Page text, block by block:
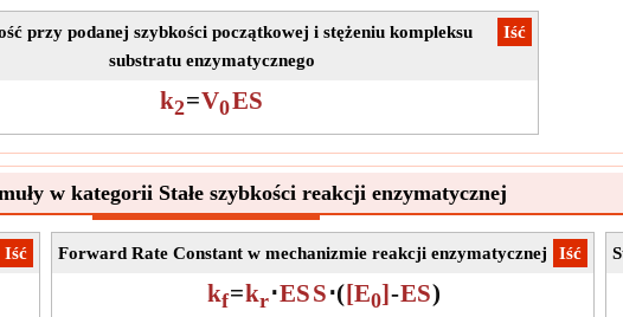
​Iść
przy podanej szybkości początkowej i stężeniu kompleksu
substratu enzymatycznego
k2=V0ES
w kategorii Stałe szybkości reakcji enzymatycznej
​Iść ​Iść
Forward Rate Constant w mechanizmie reakcji enzymatycznej
kf=kr⋅ESS⋅([E0]-ES)